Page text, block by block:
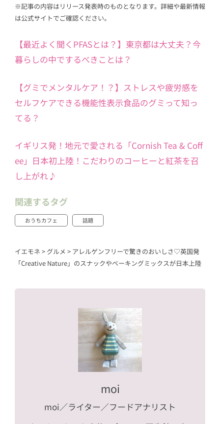
※記事の内容はリリース発表時のものとなります。詳細や最新情報
は公式サイトでご確認ください。
【最近よく聞くPFASとは？】東京都は大丈夫？今
暮らしの中でするべきことは？
【グミでメンタルケア！？】ストレスや疲労感を
セルフケアできる機能性表示食品のグミって知っ
てる？
イギリス発！地元で愛される「Cornish Tea & Coff
ee」日本初上陸！こだわりのコーヒーと紅茶を召
し上がれ♪
関連するタグ
おうちカフェ 話題
イエモネ > グルメ > アレルゲンフリーで驚きのおいしさ♡英国発
「Creative Nature」のスナックやベーキングミックスが日本上陸
moi
moi／ライター／フードアナリスト